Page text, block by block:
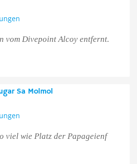
vom Divepoint Alcoy entfernt.
Sa Molmol
viel wie Platz der Papageienf